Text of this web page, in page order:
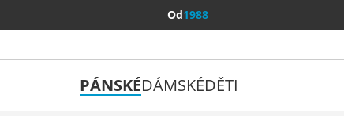
Od1988
PÁNSKÉDÁMSKÉDĚTI